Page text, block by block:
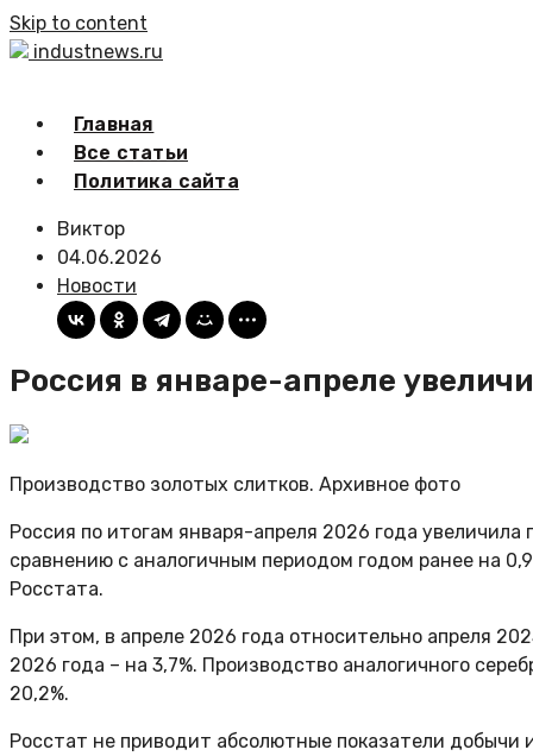
Skip to content
industnews.ru
Главная
Все статьи
Политика сайта
Виктор
04.06.2026
Новости
Россия в январе-апреле
Производство золотых слитков. Архивное фото
Россия по итогам января-апреля 2026 года
сравнению с аналогичным периодом годом ранее на
Росстата.
При этом, в апреле 2026 года относительно апреля
2026 года – на 3,7%. Производство аналогичного
20,2%.
Росстат не приводит абсолютные показатели добычи